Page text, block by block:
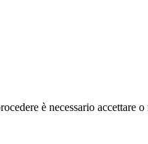
è necessario accettare